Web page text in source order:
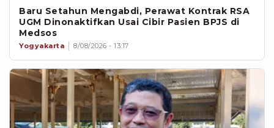
Baru Setahun Mengabdi, Perawat Kontrak RSA
UGM Dinonaktifkan Usai Cibir Pasien BPJS di
Medsos
Yogyakarta 8/08/2026 - 13:17